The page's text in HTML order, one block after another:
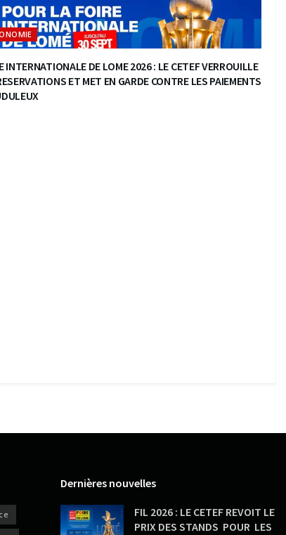
INTERNATIONALE DE LOME 2026 : LE CETEF VERROUILLE
ET MET EN GARDE CONTRE LES PAIEMENTS
Dernières nouvelles
FIL 2026 : LE CETEF REVOIT LE
PRIX DES STANDS POUR LES